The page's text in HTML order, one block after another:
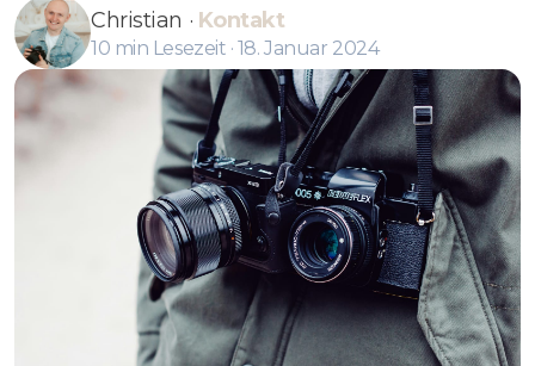
Christian · Kontakt
10 min Lesezeit · 18. Januar 2024